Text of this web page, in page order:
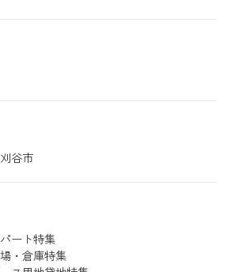
刈谷市
ート特集
・倉庫特集